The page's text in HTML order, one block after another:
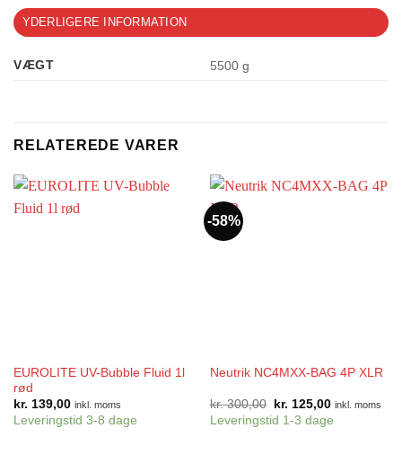
YDERLIGERE INFORMATION
VÆGT 5500 g
RELATEREDE VARER
EUROLITE UV-Bubble Fluid 1l
rød
kr. 139,00 inkl. moms
Leveringstid 3-8 dage
-58%
Neutrik NC4MXX-BAG 4P XLR
kr.300,00
Den
oprindelige
pris
kr. 125,00Den
aktuelle
pris
inkl. moms
Leveringstid 1-3 dage